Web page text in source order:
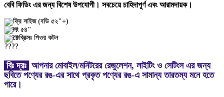
বেবি ফিডিং এর জন্য বিশেষ উপযোগী। সবচেয়ে চাহিদাপূর্ণ এবং আরামদায়ক।
ফ্রি সাইজ (বডি ৫২"+)
লং ৫৪"
ফেব্রিক্সঃ পিওর কটন
বিঃ দ্রঃ আপনার মোবাইল/মনিটরের রেজুলেশন, লাইটিং ও সেটিংস এর জন্য
ছবিতে পণ্যের রঙ-এর সাথে প্রকৃত পণ্যের রঙ-এ সামান্য তারতম্য মনে হতে
পারে।